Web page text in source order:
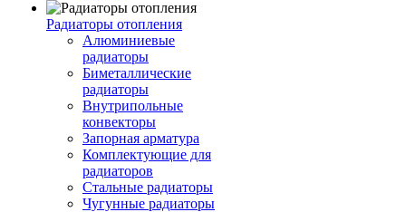
Радиаторы отопления
Алюминиевые
радиаторы
Биметаллические
радиаторы
Внутрипольные
конвекторы
Запорная арматура
Комплектующие для
радиаторов
Стальные радиаторы
Чугунные радиаторы